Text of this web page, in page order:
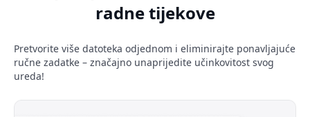
radne tijekove
Pretvorite više datoteka odjednom i eliminirajte ponavljajuće
ručne zadatke – značajno unaprijedite učinkovitost svog
ureda!